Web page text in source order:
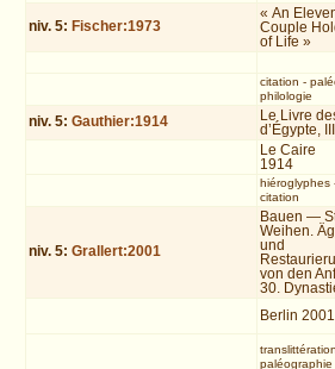
niv. 5: Fischer:1973
« An
Couple
of Life »
citation -
philologie
niv. 5:Gauthier:1914
Le Livre
d’Égypte, III
Le Caire
1914
hiéroglyphes
citation
niv. 5:Grallert:2001
Bauen —
Weihen.
und
von den
30.
Berlin 2001
translittération